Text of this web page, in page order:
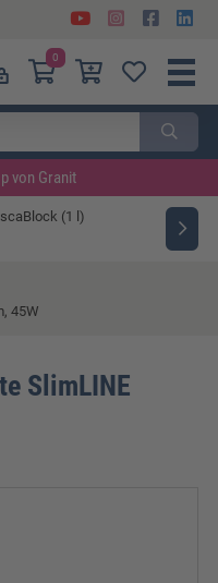
0
von Granit
(1 l)
45W
SlimLINE